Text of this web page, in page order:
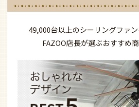
49,000台以上のシーリングファン
FAZOO店長が選ぶおすすめ